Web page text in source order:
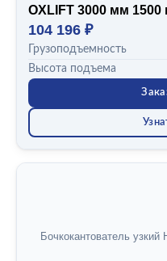
OXLIFT 3000 мм 1500
104 196 ₽
Грузоподъемность
Высота подъема
Бочкокантователь